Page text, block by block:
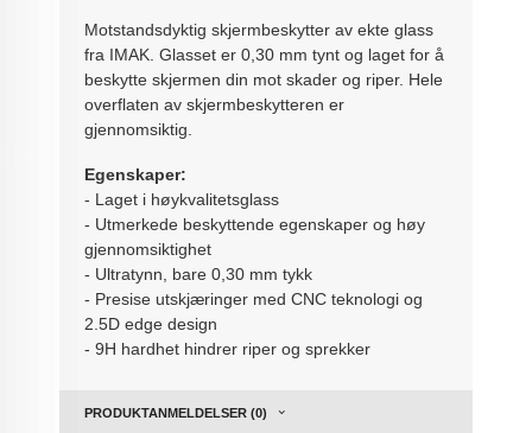
Motstandsdyktig skjermbeskytter av ekte glass
fra IMAK. Glasset er 0,30 mm tynt og laget for å
beskytte skjermen din mot skader og riper. Hele
overflaten av skjermbeskytteren er
gjennomsiktig.
Egenskaper:
- Laget i høykvalitetsglass
- Utmerkede beskyttende egenskaper og høy
gjennomsiktighet
- Ultratynn, bare 0,30 mm tykk
- Presise utskjæringer med CNC teknologi og
2.5D edge design
- 9H hardhet hindrer riper og sprekker
PRODUKTANMELDELSER (0)